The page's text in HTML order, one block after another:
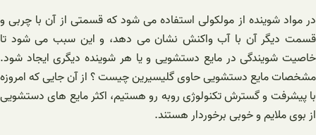
در مواد شوینده از مولکولی استفاده می شود که قسمتی از آن با چربی و
قسمت دیگر آن با آب واکنش نشان می دهد، و این سبب می شود تا
خاصیت شویندگی در مایع دستشویی و یا هر شوینده دیگری ایجاد شود.
مشخصات مایع دستشویی حاوی گلیسیرین چیست ؟ از آن جایی که امروزه
با پیشرفت و گسترش تکنولوژی روبه رو هستیم، اکثر مایع های دستشویی
از بوی ملایم و خوبی برخوردار هستند.